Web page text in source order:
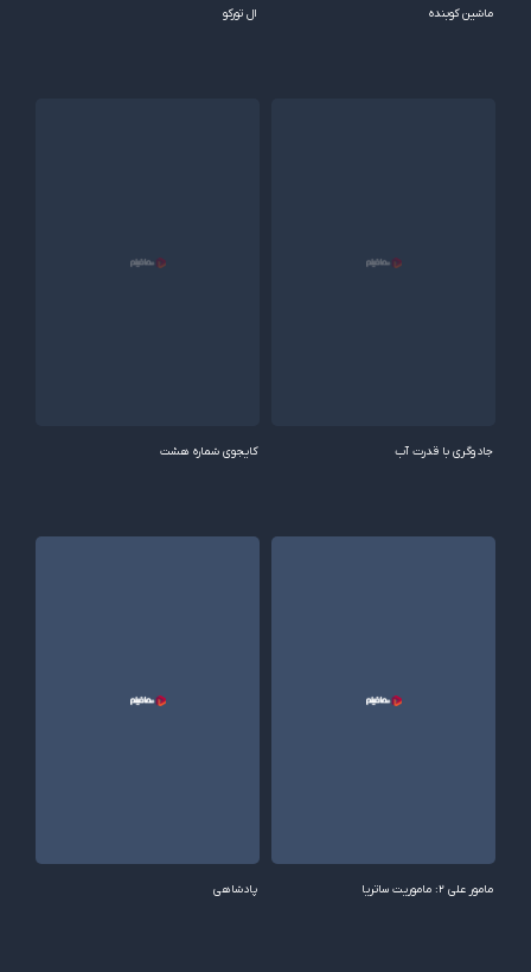
ماشین کوبنده ال تورکو
جادوگری با قدرت آب کایجوی شماره هشت
مامور علی ۲: ماموریت ساتریا پادشاهی